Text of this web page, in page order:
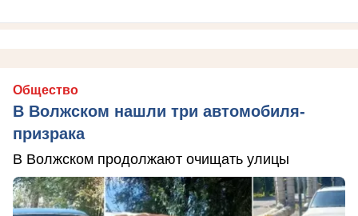
Общество
В Волжском нашли три автомобиля-
призрака
В Волжском продолжают очищать улицы